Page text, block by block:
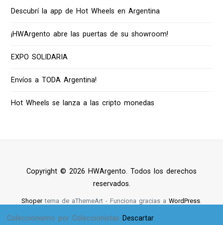
Coleccionismo por Coleccionistas Descartar
Descubrí la app de Hot Wheels en Argentina
¡HWArgento abre las puertas de su showroom!
EXPO SOLIDARIA
Envíos a TODA Argentina!
Hot Wheels se lanza a las cripto monedas
Copyright © 2026 HWArgento. Todos los derechos
reservados.
Shopertema de aThemeArt - Funciona gracias a WordPress.